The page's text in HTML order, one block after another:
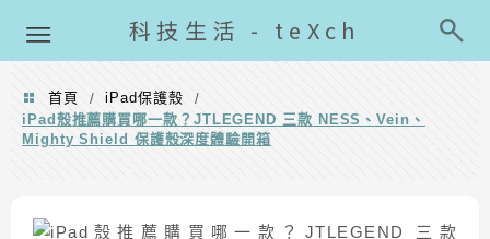
科技生活 - teXch
首頁 / iPad保護殼
/
iPad殼推薦購買哪一款？JTLEGEND 三款 NESS、Vein、
Mighty Shield 保護殼深度體驗開箱